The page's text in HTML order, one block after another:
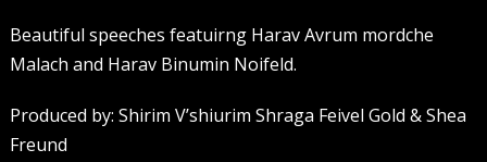
Beautiful speeches featuirng Harav Avrum mordche
Malach and Harav Binumin Noifeld.
Produced by: Shirim V’shiurim Shraga Feivel Gold & Shea
Freund